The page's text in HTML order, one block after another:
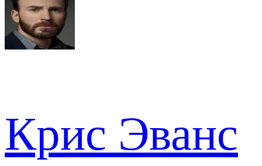
Крис Эванс